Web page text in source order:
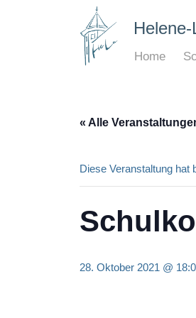
Home
« Alle
Diese Veranstaltung hat
28. Oktober 2021 @